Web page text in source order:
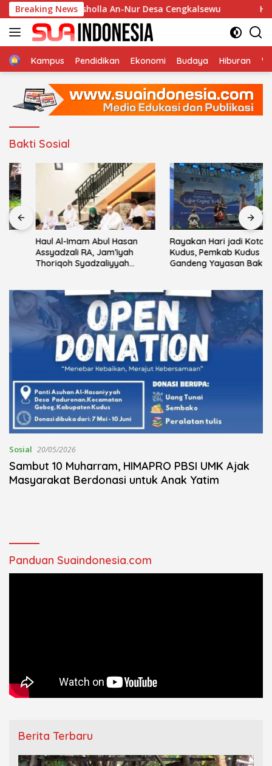
Langsung
ke
konten
Breaking News
di Musholla An-Nur Desa Cengkalsewu Haul
HomeKampus Pendidikan Ekonomi Budaya Hiburan
Bakti Sosial
Haul Al-Imam Abul Hasan
Assyadzali RA, Jam’iyah
Thoriqoh Syadzaliyyah
Rayakan Hari jadi Kota
Kudus, Pemkab Kudus
Gandeng Yayasan Bakti
Sosial 20/05/2026
Sambut 10 Muharram, HIMAPRO PBSI UMK Ajak
Masyarakat Berdonasi untuk Anak Yatim
Panduan Suaindonesia.com
Berita Terbaru